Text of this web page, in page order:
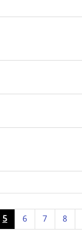
5 6 7 8